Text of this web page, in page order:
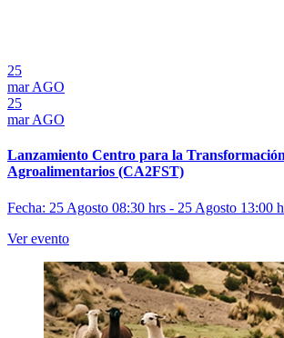
25
mar AGO
25
mar AGO
Lanzamiento Centro para la
Agroalimentarios (CA2FST)
Fecha: 25 Agosto 08:30 hrs - 25 Agosto 13:00
Ver evento